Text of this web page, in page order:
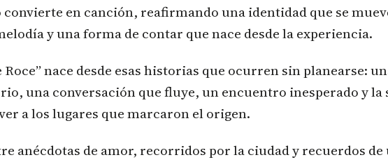
convierte en canción, reafirmando una identidad que se
y una forma de contar que nace desde la experiencia.
Roce” nace desde esas historias que ocurren sin planearse:
una conversación que fluye, un encuentro inesperado y la
a los lugares que marcaron el origen.
anécdotas de amor, recorridos por la ciudad y recuerdos de